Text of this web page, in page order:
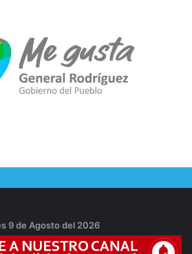
9 de Agosto del 2026